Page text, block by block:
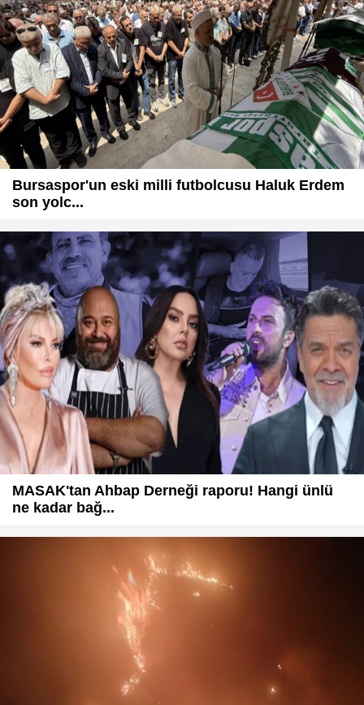
Bursaspor'un eski milli futbolcusu Haluk Erdem
son yolc...
MASAK'tan Ahbap Derneği raporu! Hangi ünlü
ne kadar bağ...